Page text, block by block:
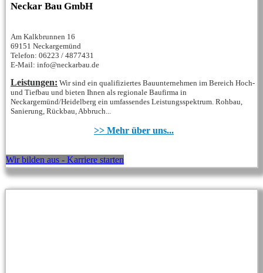
Neckar Bau GmbH
Am Kalkbrunnen 16
69151 Neckargemünd
Telefon: 06223 / 4877431
E-Mail: info@neckarbau.de
Leistungen: Wir sind ein qualifiziertes Bauunternehmen im Bereich Hoch-
und Tiefbau und bieten Ihnen als regionale Baufirma in
Neckargemünd/Heidelberg ein umfassendes Leistungsspektrum. Rohbau,
Sanierung, Rückbau, Abbruch...
>> Mehr über uns...
Wir bilden aus - Karriere starten